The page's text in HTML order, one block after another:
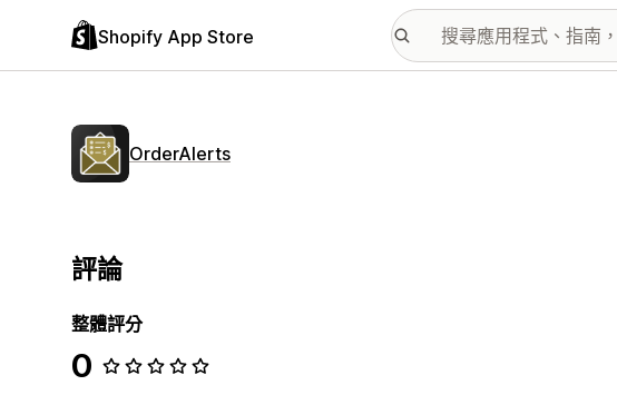
Shopify App Store
OrderAlerts
評論
整體評分
0